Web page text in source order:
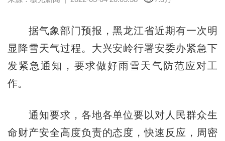
据气象部门预报，黑龙江省近期有一次明
显降雪天气过程。大兴安岭行署安委办紧急下
发紧急通知，要求做好雨雪天气防范应对工
作。
通知要求，各地各单位要以对人民群众生
命财产安全高度负责的态度，快速反应，周密